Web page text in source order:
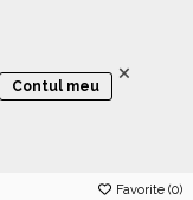
Contul meu ×
Favorite (0)